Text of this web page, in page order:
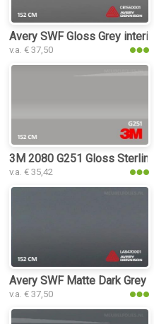
Avery SWF Gloss Grey
v.a. € 37,50
3M 2080 G251 Gloss
v.a. € 35,42
Avery SWF Matte Dark Grey
v.a. € 37,50